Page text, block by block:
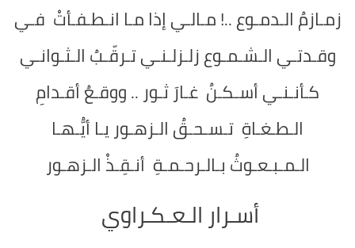
زمـازمُ الـدمـوع ..! مـالـي إذا مـا انـطـفـأتْ فـي
وقـدتـي الـشـمـوع زلـزلـنـي تـرقّـبُ الـثـوانـي
كـأنـنـي أسـكـنُ غـارَ ثـور .. ووقـعُ أقـدامِ
الـطـغـاةِ تـسـحـقُ الـزهـور يـا أيُّـهـا
الـمـبـعـوثُ بـالـرحـمـةِ أنـقِـذْ الـزهـور
أسـرار الـعـكـراوي